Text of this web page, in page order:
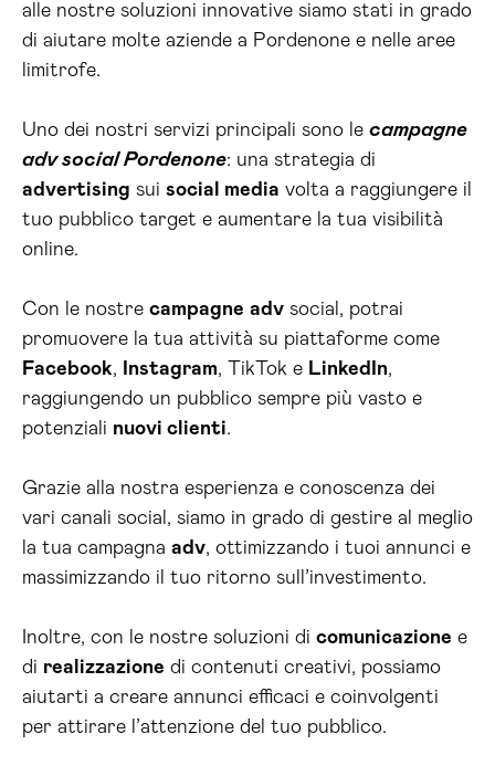
alle nostre soluzioni innovative siamo stati in grado
di aiutare molte aziende a Pordenone e nelle aree
limitrofe.
Uno dei nostri servizi principali sono le campagne
adv social Pordenone: una strategia di
advertising sui social media volta a raggiungere il
tuo pubblico target e aumentare la tua visibilità
online.
Con le nostre campagne adv social, potrai
promuovere la tua attività su piattaforme come
Facebook, Instagram, TikTok e LinkedIn,
raggiungendo un pubblico sempre più vasto e
potenziali nuovi clienti.
Grazie alla nostra esperienza e conoscenza dei
vari canali social, siamo in grado di gestire al meglio
la tua campagna adv, ottimizzando i tuoi annunci e
massimizzando il tuo ritorno sull’investimento.
Inoltre, con le nostre soluzioni di comunicazione e
di realizzazione di contenuti creativi, possiamo
aiutarti a creare annunci efficaci e coinvolgenti
per attirare l’attenzione del tuo pubblico.